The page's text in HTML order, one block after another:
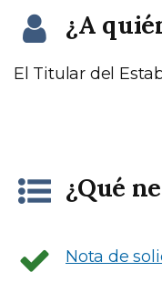
¿A
El Titular del
¿Qué
Nota de